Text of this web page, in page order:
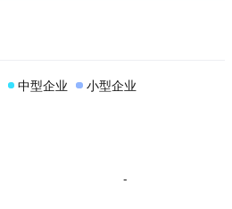
中型企业 小型企业
-